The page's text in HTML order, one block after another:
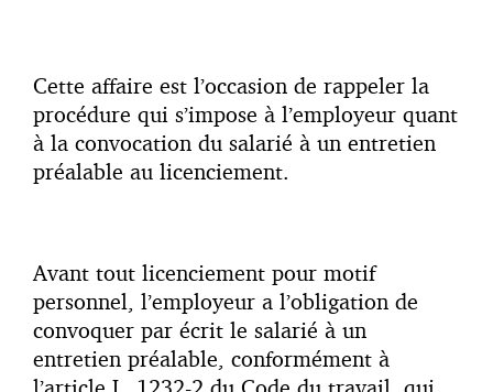
Cette affaire est l’occasion de rappeler la
procédure qui s’impose à l’employeur quant
à la convocation du salarié à un entretien
préalable au licenciement.
Avant tout licenciement pour motif
personnel, l’employeur a l’obligation de
convoquer par écrit le salarié à un
entretien préalable, conformément à